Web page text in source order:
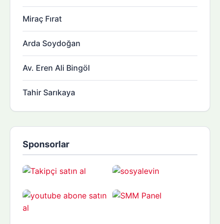
Miraç Fırat
Arda Soydoğan
Av. Eren Ali Bingöl
Tahir Sarıkaya
Sponsorlar